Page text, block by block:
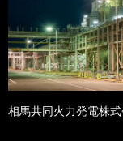
相馬共同火力発電株